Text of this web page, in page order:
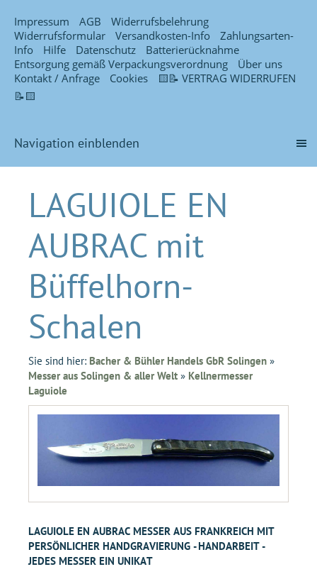
Impressum AGB
Widerrufsbelehrung
Widerrufsformular
Versandkosten-Info
Zahlungsarten-
Info
Hilfe Datenschutz
Batterierücknahme
Entsorgung gemäß Verpackungsverordnung
Über uns
Kontakt / Anfrage
Cookies
🟨📝 VERTRAG WIDERRUFEN
📝🟨
Navigation einblenden
LAGUIOLE EN
AUBRAC mit
Büffelhorn-
Schalen
Sie sind hier: Bacher & Bühler Handels GbR Solingen »
Messer aus Solingen & aller Welt » Kellnermesser
Laguiole
LAGUIOLE EN AUBRAC MESSER AUS FRANKREICH MIT
PERSÖNLICHER HANDGRAVIERUNG - HANDARBEIT -
JEDES MESSER EIN UNIKAT